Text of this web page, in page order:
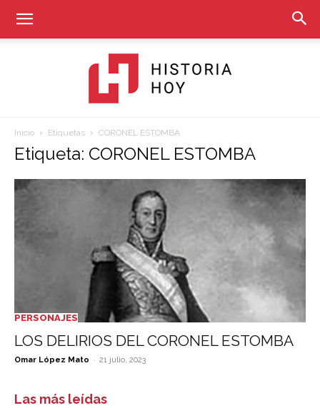
Historia
Hoy
Inicio Etiquetas CORONEL ESTOMBA
Etiqueta: CORONEL ESTOMBA
PERSONAJES
LOS DELIRIOS DEL CORONEL ESTOMBA
Omar López Mato - 21 julio, 2023
Las más leídas